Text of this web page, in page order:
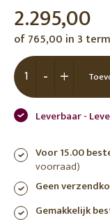
2.295,00
of 765,00 in 3
+
-
Leverbaar -
Voor 15.00
voorraad)
Geen
Gemakkelijk